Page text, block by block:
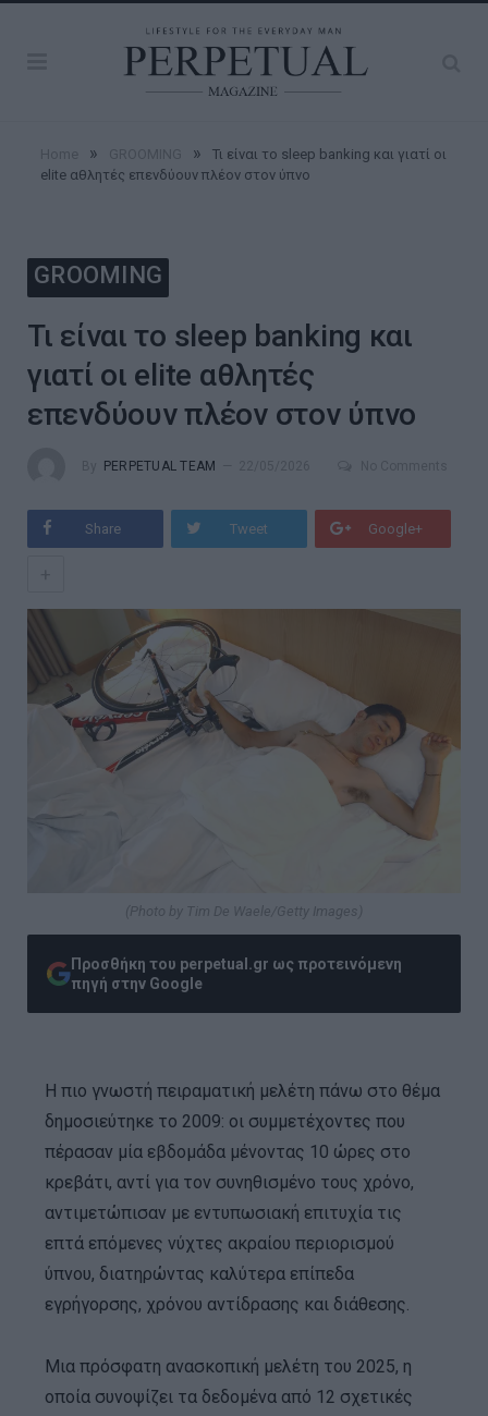
» »
Τι είναι το sleep banking και γιατί οι
elite αθλητές επενδύουν πλέον στον ύπνο
GROOMING
Τι είναι το sleep banking και
γιατί οι elite αθλητές
επενδύουν πλέον στον ύπνο
PERPETUAL TEAM
Share Tweet Google+
(Photo by Tim De Waele/Getty Images)
Προσθήκη του perpetual.gr ως προτεινόμενη
πηγή στην Google
Η πιο γνωστή πειραματική μελέτη πάνω στο θέμα
δημοσιεύτηκε το 2009: οι συμμετέχοντες που
πέρασαν μία εβδομάδα μένοντας 10 ώρες στο
κρεβάτι, αντί για τον συνηθισμένο τους χρόνο,
αντιμετώπισαν με εντυπωσιακή επιτυχία τις
επτά επόμενες νύχτες ακραίου περιορισμού
ύπνου, διατηρώντας καλύτερα επίπεδα
εγρήγορσης, χρόνου αντίδρασης και διάθεσης.
Μια πρόσφατη ανασκοπική μελέτη του 2025, η
οποία συνοψίζει τα δεδομένα από 12 σχετικές